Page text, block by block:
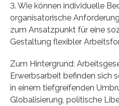
3. Wie können individuelle
organisatorische
zum Ansatzpunkt für eine
Gestaltung flexibler
Zum Hintergrund:
Erwerbsarbeit befinden sich
in einem tiefgreifenden
Globalisierung, politische